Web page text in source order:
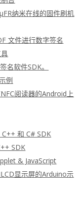
纳米在线的固件刷机
文件进行数字签名
名软件SDK。
例
阅读器的Android上
和 C# SDK
SDK
& JavaScript
显示屏的Arduino示